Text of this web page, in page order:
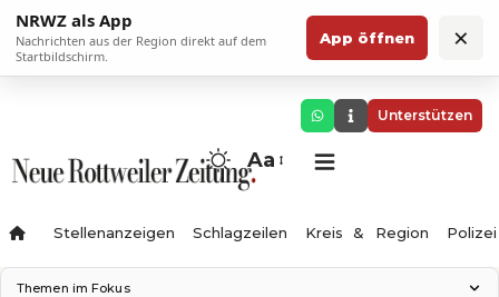
NRWZ als App
Nachrichten aus der Region direkt auf dem
Startbildschirm.
App öffnen ×
Unterstützen
Aa
Stellenanzeigen Schlagzeilen Kreis & Region Polizei
Themen im Fokus